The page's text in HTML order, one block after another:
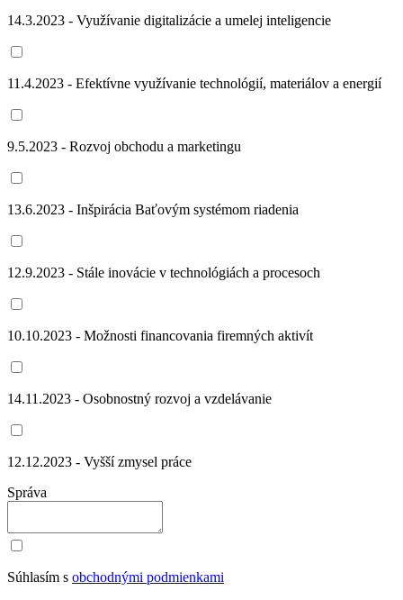
14.3.2023 - Využívanie digitalizácie a umelej inteligencie
11.4.2023 - Efektívne využívanie technológií, materiálov a energií
9.5.2023 - Rozvoj obchodu a marketingu
13.6.2023 - Inšpirácia Baťovým systémom riadenia
12.9.2023 - Stále inovácie v technológiách a procesoch
10.10.2023 - Možnosti financovania firemných aktivít
14.11.2023 - Osobnostný rozvoj a vzdelávanie
12.12.2023 - Vyšší zmysel práce
Správa
Súhlasím s obchodnými podmienkami